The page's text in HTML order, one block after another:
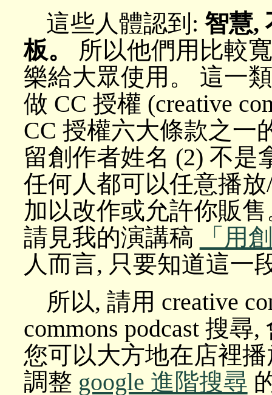
這些人體認到: 智慧,
板。
所以他們用比較
樂給大眾使用。 這一
做 CC 授權 (creative
CC 授權六大條款之一
留創作者姓名 (2) 不是
任何人都可以任意播
加以改作或允許你販
請見我的演講稿
「用
人而言, 只要知道這一
所以, 請用 creative
commons podcast 搜
您可以大方地在店裡
調整 google 進階搜尋